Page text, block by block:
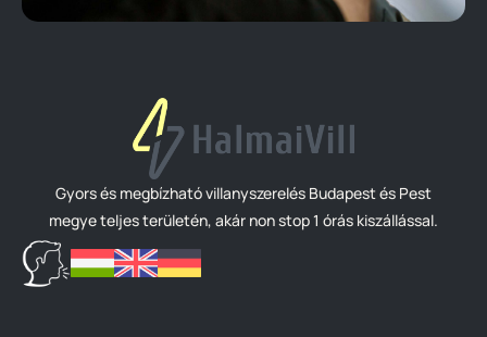
Gyors és megbízható villanyszerelés Budapest és Pest
megye teljes területén, akár non stop 1 órás kiszállással.